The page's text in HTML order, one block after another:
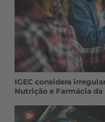
IGEC considera
Nutrição e Farmácia da